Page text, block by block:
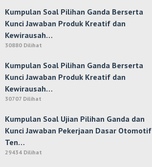
Kumpulan Soal Pilihan Ganda Berserta
Kunci Jawaban Produk Kreatif dan
Kewirausah…
30880 Dilihat
Kumpulan Soal Pilihan Ganda Berserta
Kunci Jawaban Produk Kreatif dan
Kewirausah…
30707 Dilihat
Kumpulan Soal Ujian Pilihan Ganda dan
Kunci Jawaban Pekerjaan Dasar Otomotif
Ten…
29434 Dilihat